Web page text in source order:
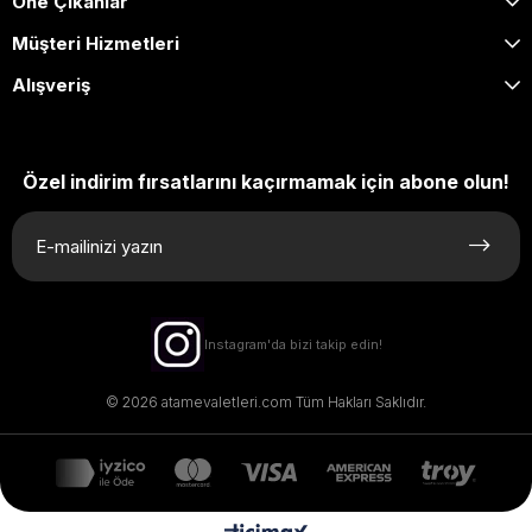
₺28.800,00
₺28.800,00
Müşteri Hizmetleri
Alışveriş
Özel indirim fırsatlarını kaçırmamak için abone olun!
Instagram'da bizi takip edin!
© 2026 atamevaletleri.com Tüm Hakları Saklıdır.